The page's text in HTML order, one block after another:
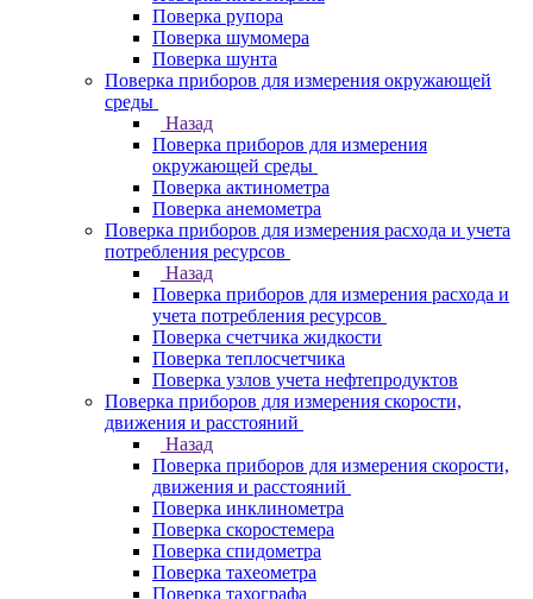
Поверка рупора
Поверка шумомера
Поверка шунта
Поверка приборов для измерения окружающей
среды
Назад
Поверка приборов для измерения
окружающей среды
Поверка актинометра
Поверка анемометра
Поверка приборов для измерения расхода и учета
потребления ресурсов
Назад
Поверка приборов для измерения расхода и
учета потребления ресурсов
Поверка счетчика жидкости
Поверка теплосчетчика
Поверка узлов учета нефтепродуктов
Поверка приборов для измерения скорости,
движения и расстояний
Назад
Поверка приборов для измерения скорости,
движения и расстояний
Поверка инклинометра
Поверка скоростемера
Поверка спидометра
Поверка тахеометра
Поверка тахографа